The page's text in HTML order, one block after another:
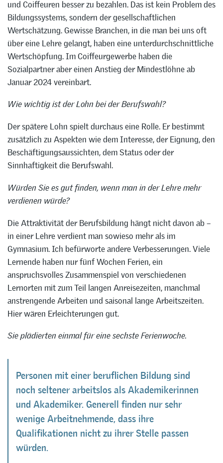
und Coiffeuren besser zu bezahlen. Das ist kein Problem des
Bildungssystems, sondern der gesellschaftlichen
Wertschätzung. Gewisse Branchen, in die man bei uns oft
über eine Lehre gelangt, haben eine unterdurchschnittliche
Wertschöpfung. Im Coiffeurgewerbe haben die
Sozialpartner aber einen Anstieg der Mindestlöhne ab
Januar 2024 vereinbart.
Wie wichtig ist der Lohn bei der Berufswahl?
Der spätere Lohn spielt durchaus eine Rolle. Er bestimmt
zusätzlich zu Aspekten wie dem Interesse, der Eignung, den
Beschäftigungsaussichten, dem Status oder der
Sinnhaftigkeit die Berufswahl.
Würden Sie es gut finden, wenn man in der Lehre mehr
verdienen würde?
Die Attraktivität der Berufsbildung hängt nicht davon ab –
in einer Lehre verdient man sowieso mehr als im
Gymnasium. Ich befürworte andere Verbesserungen. Viele
Lernende haben nur fünf Wochen Ferien, ein
anspruchsvolles Zusammenspiel von verschiedenen
Lernorten mit zum Teil langen Anreisezeiten, manchmal
anstrengende Arbeiten und saisonal lange Arbeitszeiten.
Hier wären Erleichterungen gut.
Sie plädierten einmal für eine sechste Ferienwoche.
Personen mit einer beruflichen Bildung sind
noch seltener arbeitslos als Akademikerinnen
und Akademiker. Generell finden nur sehr
wenige Arbeitnehmende, dass ihre
Qualifikationen nicht zu ihrer Stelle passen
würden.